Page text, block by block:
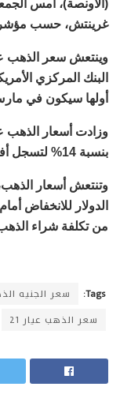
غرينتش، حسب مؤشر
وينتعش سعر الذهب
البنك المركزي
أولها سيكون في
بنسبة 14% لتسجل أفضل أداء سنويا خلال 3 أعوام.
وتنتعش أسعار
من تكلفة شراء
Tags: سعر الجنيه
سعر الذهب عيار 21